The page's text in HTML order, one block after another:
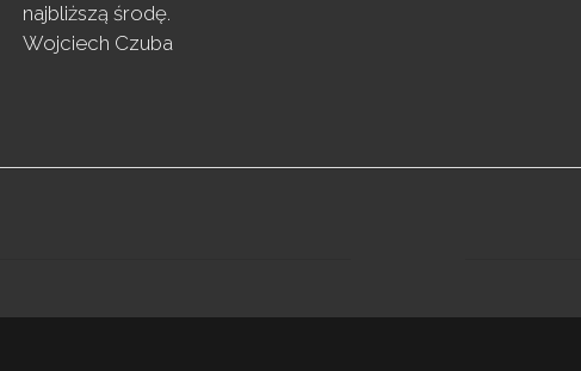
najbliższą środę.
Wojciech Czuba